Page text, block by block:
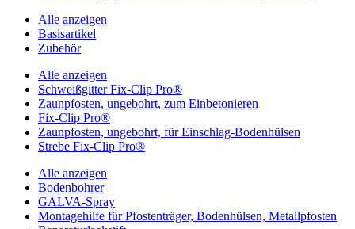
Alle anzeigen
Basisartikel
Zubehör
Alle anzeigen
Schweißgitter Fix-Clip Pro®
Zaunpfosten, ungebohrt, zum Einbetonieren
Fix-Clip Pro®
Zaunpfosten, ungebohrt, für Einschlag-Bodenhülsen
Strebe Fix-Clip Pro®
Alle anzeigen
Bodenbohrer
GALVA-Spray
Montagehilfe für Pfostenträger, Bodenhülsen, Metallpfosten